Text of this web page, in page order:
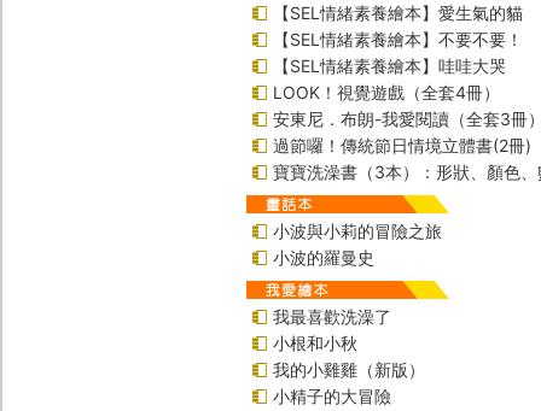
【SEL情緒素養繪本】愛生氣的貓
【SEL情緒素養繪本】不要不要！
【SEL情緒素養繪本】哇哇大哭
LOOK！視覺遊戲（全套4冊）
安東尼．布朗-我愛閱讀（全套3冊
過節囉！傳統節日情境立體書(2冊)
寶寶洗澡書（3本）：形狀、顏色、
小波與小莉的冒險之旅
小波的羅曼史
我最喜歡洗澡了
小根和小秋
我的小雞雞（新版）
小精子的大冒險